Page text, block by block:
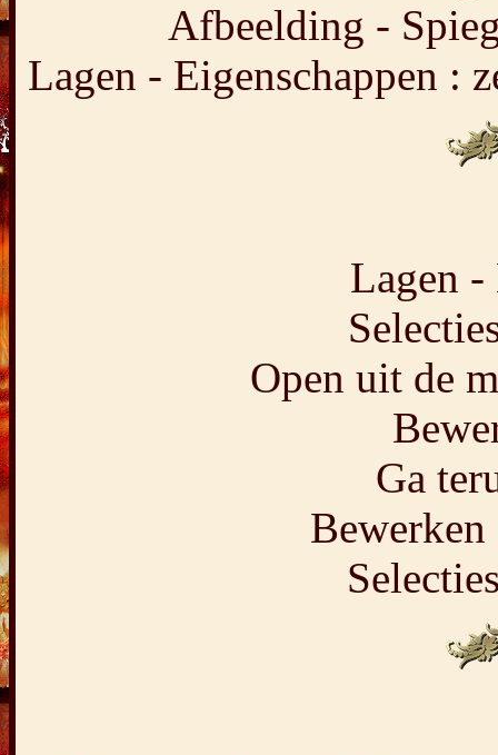
Afbeelding -
Lagen - Eigenschappen :
Lagen -
Open uit de
Ga